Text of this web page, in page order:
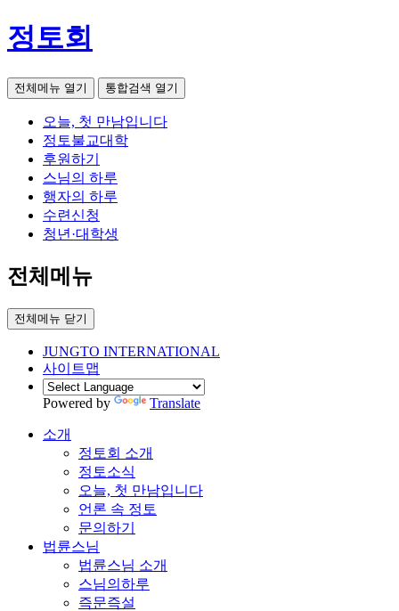
정토회
전체메뉴 열기 통합검색 열기
오늘, 첫 만남입니다
정토불교대학
후원하기
스님의 하루
행자의 하루
수련신청
청년·대학생
전체메뉴
전체메뉴 닫기
JUNGTO INTERNATIONAL
사이트맵
Powered by Translate
소개
정토회 소개
정토소식
오늘, 첫 만남입니다
언론 속 정토
문의하기
법륜스님
법륜스님 소개
스님의하루
즉문즉설